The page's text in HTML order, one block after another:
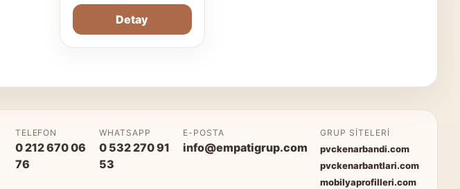
Detay
TELEFON
0 212 670 06
76
WHATSAPP
0 532 270 91
53
E-POSTA
info@empatigrup.com
GRUP SITELERI
pvckenarbandi.com
pvckenarbantlari.com
mobilyaprofilleri.com